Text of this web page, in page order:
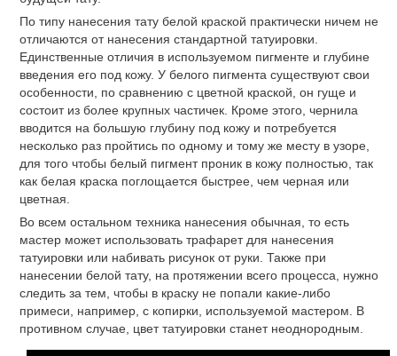
По типу нанесения тату белой краской практически ничем не
отличаются от нанесения стандартной татуировки.
Единственные отличия в используемом пигменте и глубине
введения его под кожу. У белого пигмента существуют свои
особенности, по сравнению с цветной краской, он гуще и
состоит из более крупных частичек. Кроме этого, чернила
вводится на большую глубину под кожу и потребуется
несколько раз пройтись по одному и тому же месту в узоре,
для того чтобы белый пигмент проник в кожу полностью, так
как белая краска поглощается быстрее, чем черная или
цветная.
Во всем остальном техника нанесения обычная, то есть
мастер может использовать трафарет для нанесения
татуировки или набивать рисунок от руки. Также при
нанесении белой тату, на протяжении всего процесса, нужно
следить за тем, чтобы в краску не попали какие-либо
примеси, например, с копирки, используемой мастером. В
противном случае, цвет татуировки станет неоднородным.